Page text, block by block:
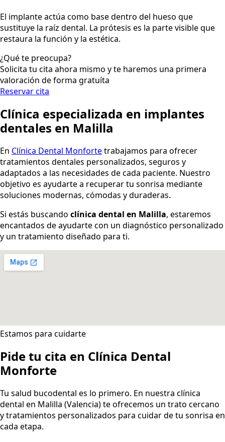
El implante actúa como base dentro del hueso que
sustituye la raíz dental. La prótesis es la parte visible que
restaura la función y la estética.
¿Qué te preocupa?
Solicita tu cita ahora mismo y te haremos una primera
valoración de forma gratuíta
Reservar cita
Clínica especializada en implantes
dentales en Malilla
En Clínica Dental Monfortetrabajamos para ofrecer
tratamientos dentales personalizados, seguros y
adaptados a las necesidades de cada paciente. Nuestro
objetivo es ayudarte a recuperar tu sonrisa mediante
soluciones modernas, cómodas y duraderas.
Si estás buscando clínica dental en Malilla, estaremos
encantados de ayudarte con un diagnóstico personalizado
y un tratamiento diseñado para ti.
Estamos para cuidarte
Pide tu cita en Clínica Dental
Monforte
Tu salud bucodental es lo primero. En nuestra clínica
dental en Malilla (Valencia) te ofrecemos un trato cercano
y tratamientos personalizados para cuidar de tu sonrisa en
cada etapa.